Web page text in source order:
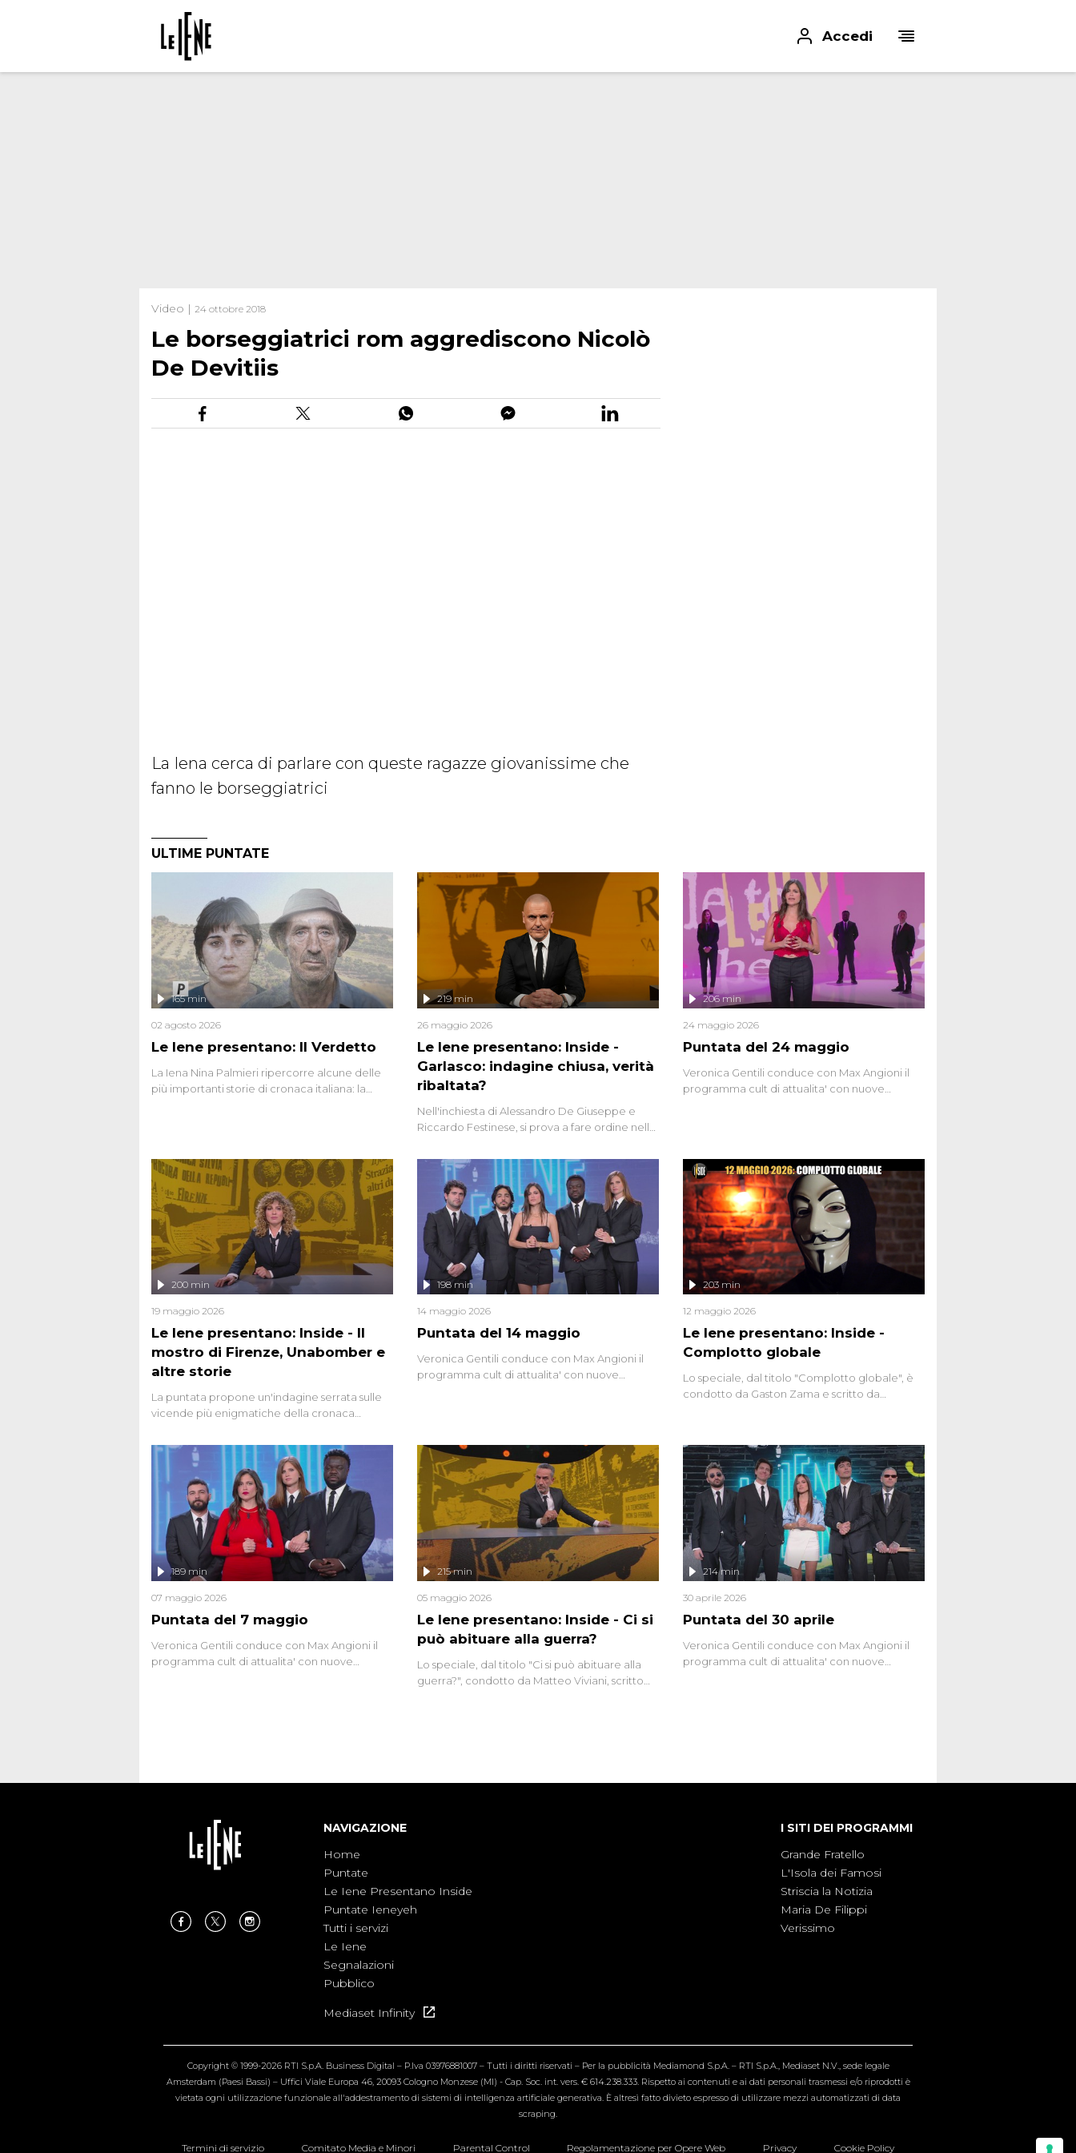
Accedi
Video | 24 ottobre 2018
Le borseggiatrici rom aggrediscono Nicolò
De Devitiis
La Iena cerca di parlare con queste ragazze giovanissime che
fanno le borseggiatrici
ULTIME PUNTATE
Le Iene presentano: Il Verdetto
165 min
02 agosto 2026
La Iena Nina Palmieri ripercorre alcune delle
più importanti storie di cronaca italiana: la
Le Iene presentano: Inside -
Garlasco: indagine chiusa, verità
ribaltata?
219 min
26 maggio 2026
Nell'inchiesta di Alessandro De Giuseppe e
Riccardo Festinese, si prova a fare ordine nella
continuano a emergere attorno a una delle
vicende giudiziarie più discusse degli ultimi
anni. Lo speciale ricostruisce la vicenda
mettendo in fila testimonianze, errori, dettagli
controversi e i protagonisti di un'indagine che
sembra non avere fine.
Puntata del 24 maggio
206 min
24 maggio 2026
Veronica Gentili conduce con Max Angioni il
programma cult di attualita' con nuove
Le Iene presentano: Inside - Il
mostro di Firenze, Unabomber e
altre storie
200 min
19 maggio 2026
La puntata propone un'indagine serrata sulle
vicende più enigmatiche della cronaca
seriale responsabile di decine di attentati tra
gli anni '90 e il 2000 che, inquietantemente,
potrebbe essere ancora in libertà. Lo speciale
affronta inoltre le zone d'ombra sul Mostro di
Firenze, le cui responsabilità appaiono ancora
oggi avvolte in un groviglio di dubbi mai
chiariti. Nel corso dello speciale anche
l'intervista inedita a Olindo Romano, realizzata
ne...
Puntata del 14 maggio
198 min
14 maggio 2026
Veronica Gentili conduce con Max Angioni il
programma cult di attualita' con nuove
Le Iene presentano: Inside -
Complotto globale
203 min
12 maggio 2026
Lo speciale, dal titolo "Complotto globale", è
condotto da Gaston Zama e scritto da
tempo, racconta l'universo delle narrazioni
alternative, dei sospetti globali e del
complottismo che negli ultimi anni hanno
invaso social network, talk show, piazze digitali
e immaginario collettivo.
Puntata del 7 maggio
189 min
07 maggio 2026
Veronica Gentili conduce con Max Angioni il
programma cult di attualita' con nuove
Le Iene presentano: Inside - Ci si
può abituare alla guerra?
215 min
05 maggio 2026
Lo speciale, dal titolo "Ci si può abituare alla
guerra?", condotto da Matteo Viviani, scritto
Puntata del 30 aprile
214 min
30 aprile 2026
Veronica Gentili conduce con Max Angioni il
programma cult di attualita' con nuove
NAVIGAZIONE
Home
Puntate
Le Iene Presentano Inside
Puntate Ieneyeh
Tutti i servizi
Le Iene
Segnalazioni
Pubblico
Mediaset Infinity
I SITI DEI PROGRAMMI
Grande Fratello
L'Isola dei Famosi
Striscia la Notizia
Maria De Filippi
Verissimo
Copyright © 1999-2026 RTI S.p.A. Business Digital – P.Iva 03976881007 – Tutti i diritti riservati – Per la pubblicità Mediamond S.p.A. – RTI S.p.A., Mediaset N.V., sede legale
Amsterdam (Paesi Bassi) – Uffici Viale Europa 46, 20093 Cologno Monzese (MI) - Cap. Soc. int. vers. € 614.238.333. Rispetto ai contenuti e ai dati personali trasmessi e/o riprodotti è
vietata ogni utilizzazione funzionale all'addestramento di sistemi di intelligenza artificiale generativa. È altresì fatto divieto espresso di utilizzare mezzi automatizzati di data
scraping.
Termini di servizio Comitato Media e Minori Parental Control Regolamentazione per Opere Web Privacy Cookie Policy